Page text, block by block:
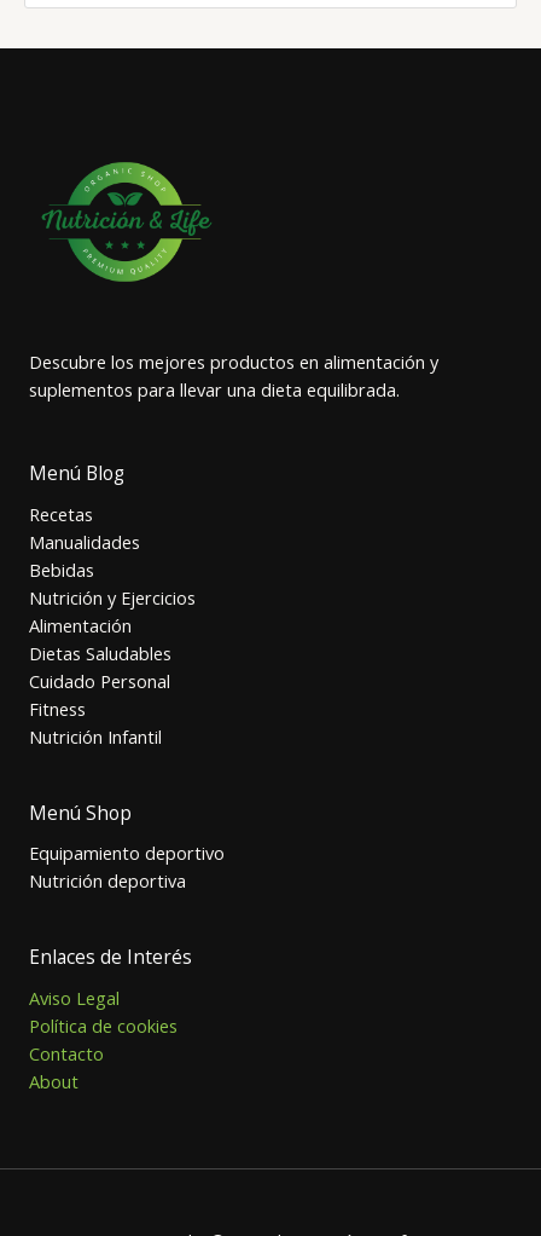
Descubre los mejores productos en alimentación y
suplementos para llevar una dieta equilibrada.
Menú Blog
Recetas
Manualidades
Bebidas
Nutrición y Ejercicios
Alimentación
Dietas Saludables
Cuidado Personal
Fitness
Nutrición Infantil
Menú Shop
Equipamiento deportivo
Nutrición deportiva
Enlaces de Interés
Aviso Legal
Política de cookies
Contacto
About